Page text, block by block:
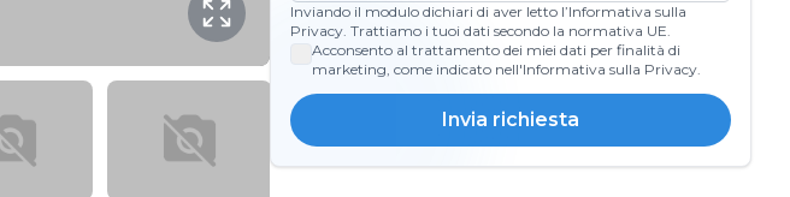
Inviando il modulo dichiari di aver letto l’Informativa sulla
Privacy. Trattiamo i tuoi dati secondo la normativa UE.
Acconsento al trattamento dei miei dati per finalità di
marketing, come indicato nell'Informativa sulla Privacy.
Invia richiesta